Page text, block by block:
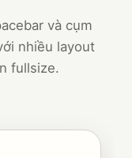
và cụm
nhiều layout
fullsize.